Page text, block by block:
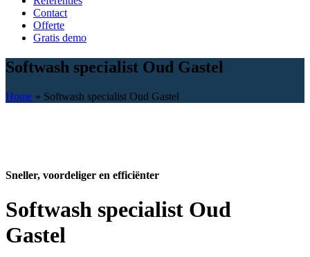
Contact
Offerte
Gratis demo
Softwash specialist Oud Gastel
Home » Softwash specialist Oud Gastel
Sneller, voordeliger en efficiënter
Softwash specialist Oud
Gastel